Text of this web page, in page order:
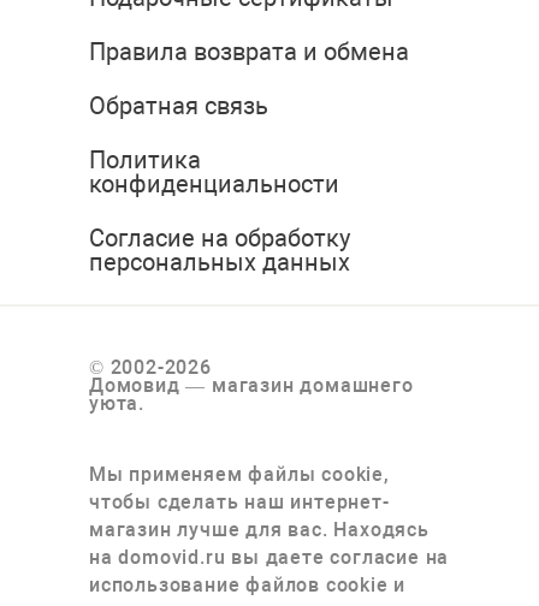
Правила возврата и обмена
Обратная связь
Политика
конфиденциальности
Согласие на обработку
персональных данных
© 2002-2026
Домовид — магазин домашнего
уюта.
Мы применяем файлы cookie,
чтобы сделать наш интернет-
магазин лучше для вас. Находясь
на domovid.ru вы даете согласие на
использование файлов cookie и